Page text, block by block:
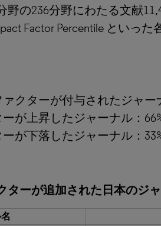
の236分野にわたる文献
Factor Percentile といっ
クターが付与されたジャー
が上昇したジャーナル：
が下落したジャーナル：
ターが追加された日本のジ